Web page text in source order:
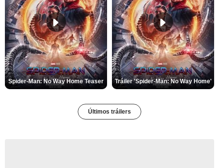
Spider-Man: No Way Home Teaser Tráiler 'Spider-Man: No Way Home'
Últimos tráilers